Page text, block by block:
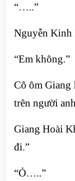
“…..”
Nguyễn Kinh
“Em không.”
Cô ôm
trên người
Giang Hoài
đi.”
“Ỏ…..”